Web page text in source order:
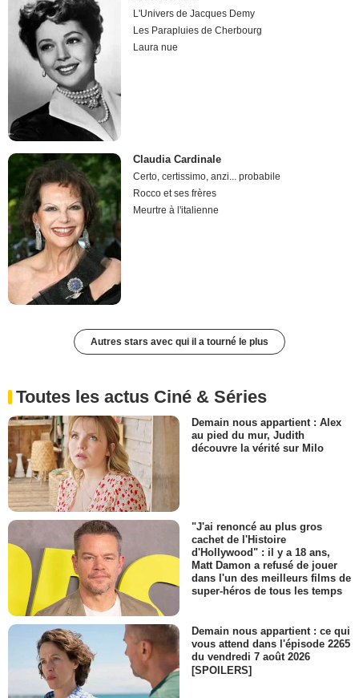
L'Univers de Jacques Demy
Les Parapluies de Cherbourg
Laura nue
Claudia Cardinale
Certo, certissimo, anzi... probabile
Rocco et ses frères
Meurtre à l'italienne
Autres stars avec qui il a tourné le plus
Toutes les actus Ciné & Séries
Demain nous appartient : Alex
au pied du mur, Judith
découvre la vérité sur Milo
"J'ai renoncé au plus gros
cachet de l'Histoire
d'Hollywood" : il y a 18 ans,
Matt Damon a refusé de jouer
dans l'un des meilleurs films de
super-héros de tous les temps
Demain nous appartient : ce qui
vous attend dans l'épisode 2265
du vendredi 7 août 2026
[SPOILERS]